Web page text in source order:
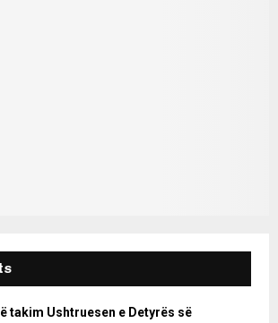
takim Ushtruesen e Detyrës së